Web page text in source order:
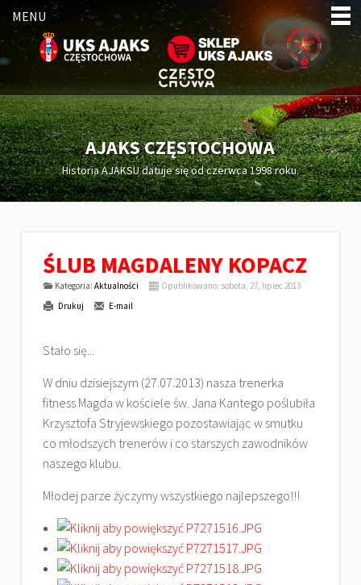
MENU
AJAKS CZĘSTOCHOWA
Historia AJAKSU datuje się od czerwca 1998 roku.
ŚLUB MAGDALENY KOPACZ
Kategoria: Aktualności
Opublikowano: sobota, 27, lipiec 2013
Drukuj
E-mail
Stało się...
W dniu dzisiejszym (27.07.2013) nasza trenerka
fitness Magda w kościele św. Jana Kantego poślubiła
Krzysztofa Stryjewskiego pozostawiając w smutku
co młodszych trenerów i co starszych zawodników
naszego klubu.
Młodej parze życzymy wszystkiego najlepszego!!!